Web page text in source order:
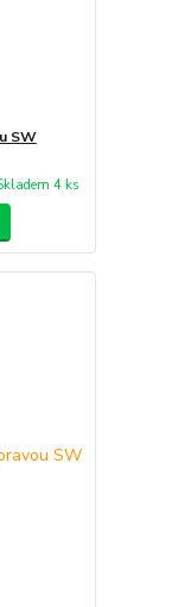
SW
4 ks